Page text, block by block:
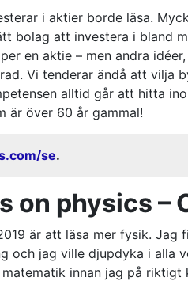
i aktier borde läsa.
bolag att investera i bland
en aktie – men andra
Vi tenderar ändå att vilja
alltid går att hitta
är över 60 år gammal!
se.
on physics –
är att läsa mer fysik. Jag
och jag ville djupdyka i alla
innan jag på